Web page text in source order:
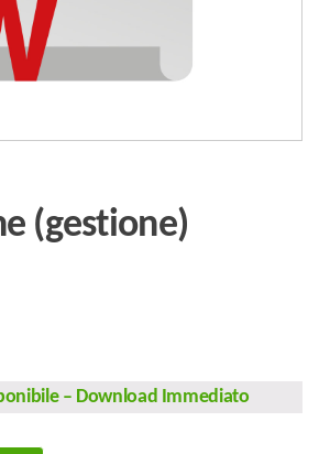
(gestione)
– Download Immediato